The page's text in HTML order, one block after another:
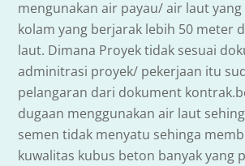
mengunakan air payau/ air laut
kolam yang berjarak lebih 50 meter
laut. Dimana Proyek tidak sesuai
adminitrasi proyek/ pekerjaan itu
pelangaran dari dokument
dugaan menggunakan air laut
semen tidak menyatu sehinga
kuwalitas kubus beton banyak yang